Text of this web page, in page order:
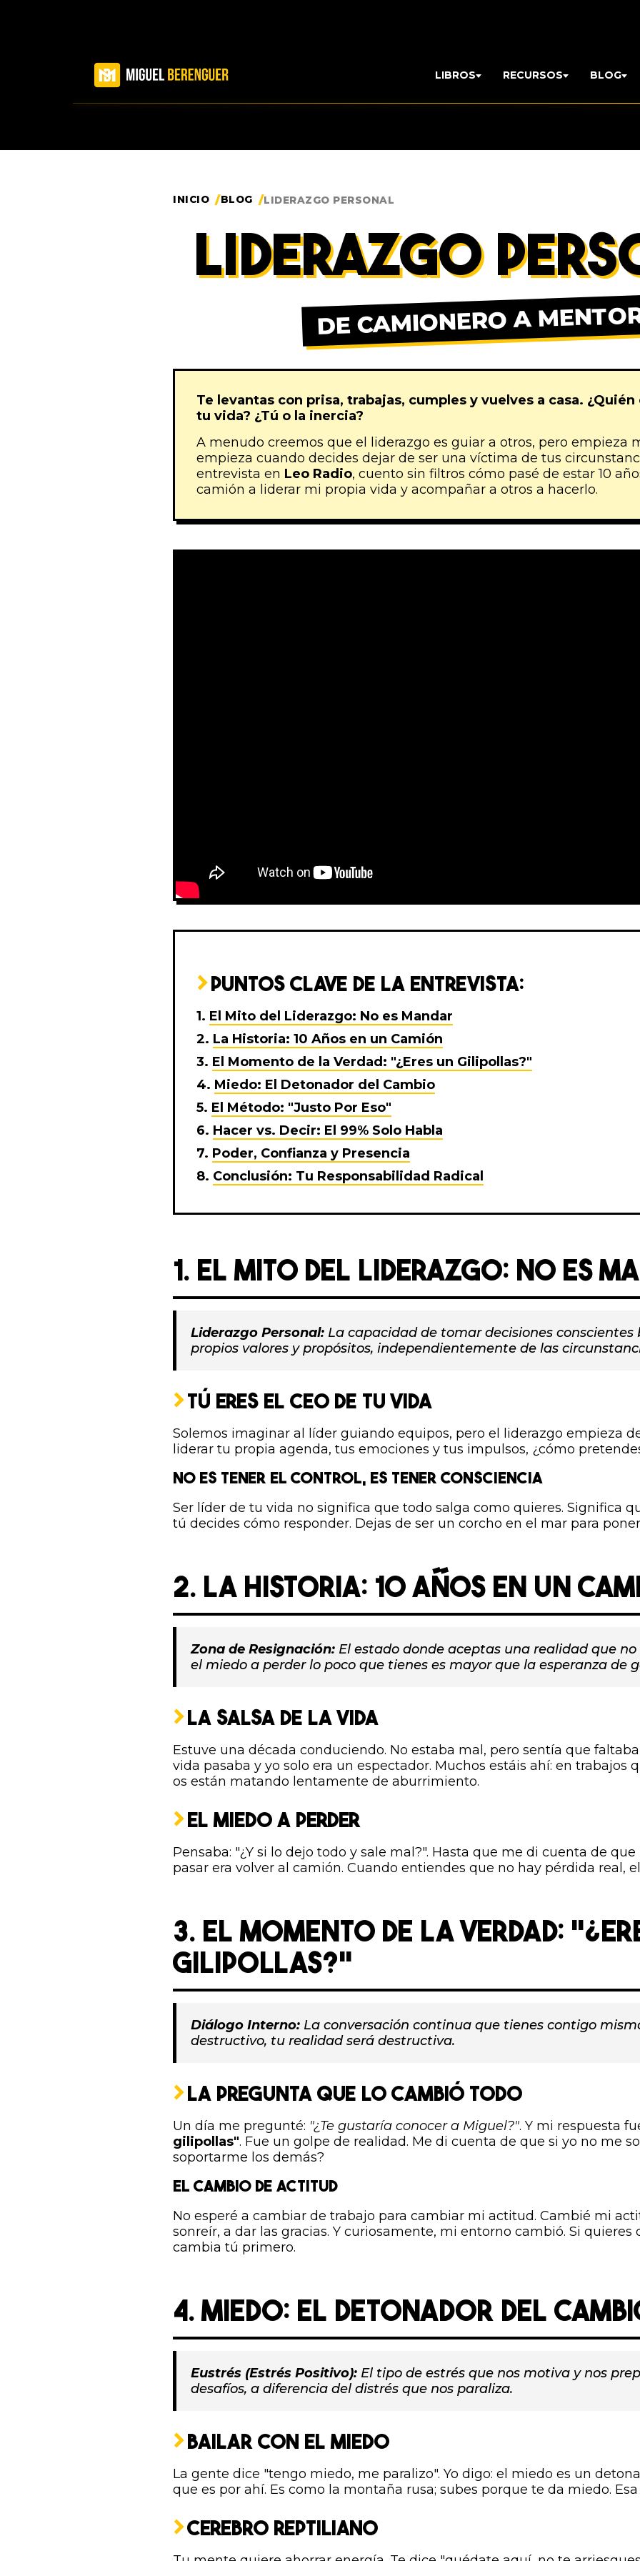
LIBROS RECURSOS BLOG
INICIO BLOG LIDERAZGO PERSONAL
LIDERAZGO
DE CAMIONERO A
Te levantas con prisa, trabajas, cumples y vuelves a casa.
tu vida? ¿Tú o la inercia?
A menudo creemos que el liderazgo es guiar a otros, pero empieza
empieza cuando decides dejar de ser una víctima de tus
entrevista en Leo Radio, cuento sin filtros cómo pasé de estar 10
camión a liderar mi propia vida y acompañar a otros a hacerlo.
PUNTOS CLAVE DE LA ENTREVISTA:
El Mito del Liderazgo: No es Mandar
La Historia: 10 Años en un Camión
El Momento de la Verdad: "¿Eres un Gilipollas?"
Miedo: El Detonador del Cambio
El Método: "Justo Por Eso"
Hacer vs. Decir: El 99% Solo Habla
Poder, Confianza y Presencia
Conclusión: Tu Responsabilidad Radical
1. EL MITO DEL LIDERAZGO: NO ES
Liderazgo Personal: La capacidad de tomar decisiones conscientes
propios valores y propósitos, independientemente de las
TÚ ERES EL CEO DE TU VIDA
Solemos imaginar al líder guiando equipos, pero el liderazgo empieza
liderar tu propia agenda, tus emociones y tus impulsos, ¿cómo
NO ES TENER EL CONTROL, ES TENER CONSCIENCIA
Ser líder de tu vida no significa que todo salga como quieres. Significa
tú decides cómo responder. Dejas de ser un corcho en el mar para
2. LA HISTORIA: 10 AÑOS EN UN
Zona de Resignación: El estado donde aceptas una realidad que
el miedo a perder lo poco que tienes es mayor que la esperanza de
LA SALSA DE LA VIDA
Estuve una década conduciendo. No estaba mal, pero sentía que
vida pasaba y yo solo era un espectador. Muchos estáis ahí: en trabajos
os están matando lentamente de aburrimiento.
EL MIEDO A PERDER
Pensaba: "¿Y si lo dejo todo y sale mal?". Hasta que me di cuenta de
pasar era volver al camión. Cuando entiendes que no hay pérdida real,
3. EL MOMENTO DE LA VERDAD:
GILIPOLLAS?"
Diálogo Interno: La conversación continua que tienes contigo
destructivo, tu realidad será destructiva.
LA PREGUNTA QUE LO CAMBIÓ TODO
Un día me pregunté: "¿Te gustaría conocer a Miguel?". Y mi respuesta
gilipollas". Fue un golpe de realidad. Me di cuenta de que si yo no me
soportarme los demás?
EL CAMBIO DE ACTITUD
No esperé a cambiar de trabajo para cambiar mi actitud. Cambié mi
sonreír, a dar las gracias. Y curiosamente, mi entorno cambió. Si quieres
cambia tú primero.
4. MIEDO: EL DETONADOR DEL
Eustrés (Estrés Positivo): El tipo de estrés que nos motiva y nos
desafíos, a diferencia del distrés que nos paraliza.
BAILAR CON EL MIEDO
La gente dice "tengo miedo, me paralizo". Yo digo: el miedo es un
que es por ahí. Es como la montaña rusa; subes porque te da miedo.
CEREBRO REPTILIANO